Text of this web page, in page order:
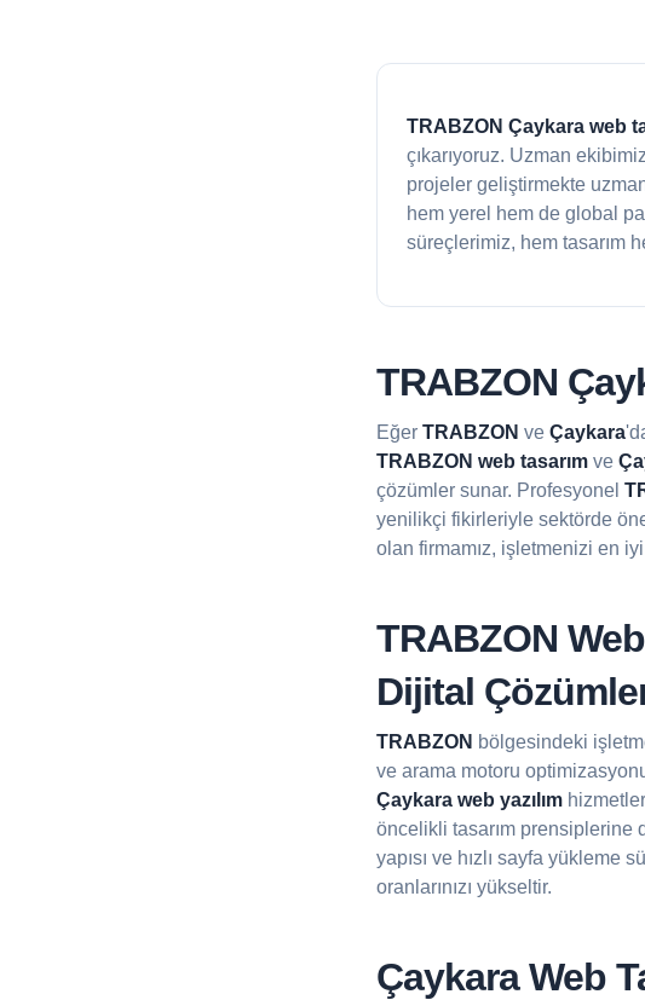
TRABZON Çaykara web
çıkarıyoruz. Uzman
projeler geliştirmekte
hem yerel hem de global
süreçlerimiz, hem tasarım
TRABZON
Eğer TRABZON ve Çaykara
TRABZON web tasarımve
çözümler sunar. Profesyonel
yenilikçi fikirleriyle sektörde öne
olan firmamız, işletmenizi en
TRABZON
Dijital
TRABZON bölgesindeki
ve arama motoru
Çaykara web yazılım
öncelikli tasarım prensiplerine
yapısı ve hızlı sayfa yükleme
oranlarınızı yükseltir.
Çaykara Web